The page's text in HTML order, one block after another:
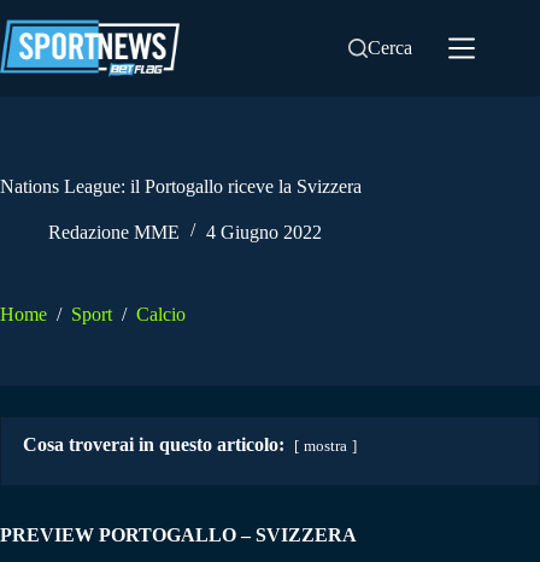
al
contenuto
Cerca
Nations League: il Portogallo riceve la Svizzera
Redazione MME 4 Giugno 2022
Home / Sport / Calcio
Cosa troverai in questo articolo: mostra
PREVIEW PORTOGALLO – SVIZZERA